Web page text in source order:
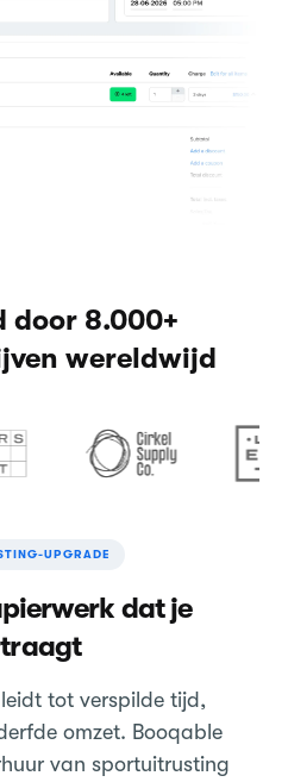
door 8.000+
wereldwijd
UPGRADE
dat je
tot verspilde tijd,
omzet. Booqable
van sportuitrusting